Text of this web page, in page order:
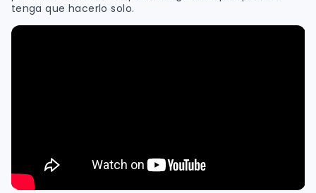
tenga que hacerlo solo.